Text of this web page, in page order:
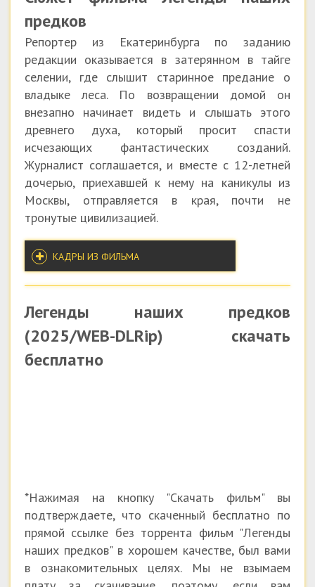
предков
Репортер из Екатеринбурга по заданию
редакции оказывается в затерянном в тайге
селении, где слышит старинное предание о
владыке леса. По возвращении домой он
внезапно начинает видеть и слышать этого
древнего духа, который просит спасти
исчезающих фантастических созданий.
Журналист соглашается, и вместе с 12-летней
дочерью, приехавшей к нему на каникулы из
Москвы, отправляется в края, почти не
тронутые цивилизацией.
КАДРЫ ИЗ ФИЛЬМА
Легенды наших предков
(2025/WEB-DLRip) скачать
бесплатно
*Нажимая на кнопку "Скачать фильм" вы
подтверждаете, что скаченный бесплатно по
прямой ссылке без торрента фильм "Легенды
наших предков" в хорошем качестве, был вами
в ознакомительных целях. Мы не взымаем